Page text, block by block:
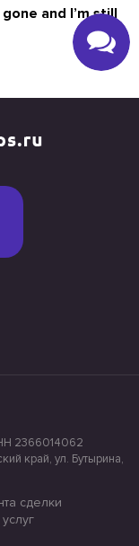
and I’m still
2366014062
край, ул. Бутырина,
сделки